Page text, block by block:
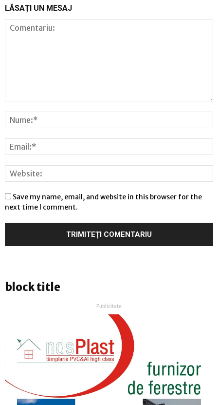
LĂSAȚI UN MESAJ
Save my name, email, and website in this browser for the
next time I comment.
block title
Publicitate